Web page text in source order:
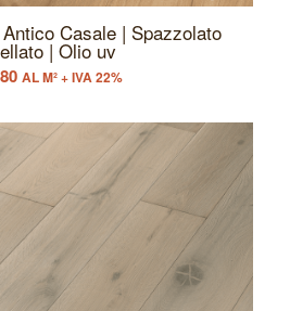
Casale | Spazzolato
| Olio uv
AL M² + IVA 22%